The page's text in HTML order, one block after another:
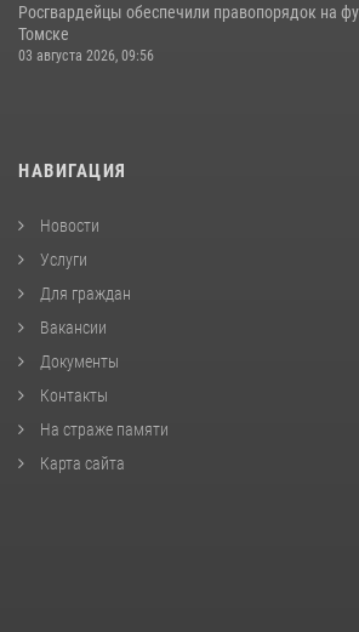
Росгвардейцы обеспечили правопорядок на
Томске
03 августа 2026, 09:56
НАВИГАЦИЯ
Новости
Услуги
Для граждан
Вакансии
Документы
Контакты
На страже памяти
Карта сайта